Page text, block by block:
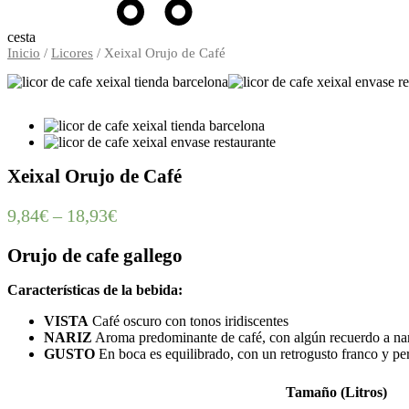
cesta
Inicio / Licores / Xeixal Orujo de Café
Xeixal Orujo de Café
9,84€ – 18,93€
Orujo de cafe gallego
Características de la bebida:
VISTA Café oscuro con tonos iridiscentes
NARIZ Aroma predominante de café, con algún recuerdo a
GUSTO En boca es equilibrado, con un retrogusto franco y
Tamaño (Litros)